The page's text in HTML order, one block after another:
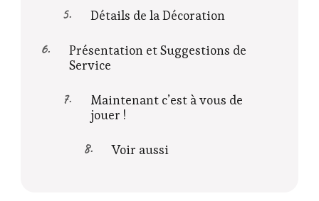
Détails de la Décoration
Présentation et Suggestions de
Service
Maintenant c’est à vous de
jouer !
Voir aussi